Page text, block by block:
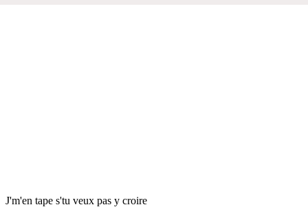
J'm'en tape s'tu veux pas y croire